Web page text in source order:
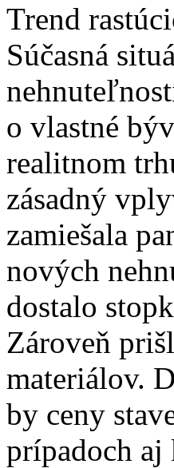
Trend
Súčasná
o vlastné
realitnom
zásadný
zamiešala
nových
dostalo
Zároveň
materiálov.
by ceny
prípadoch aj